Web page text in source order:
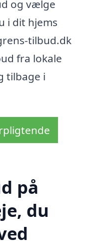
og vælge
i dit hjems
tilbud.dk
fra lokale
tilbage i
på
du